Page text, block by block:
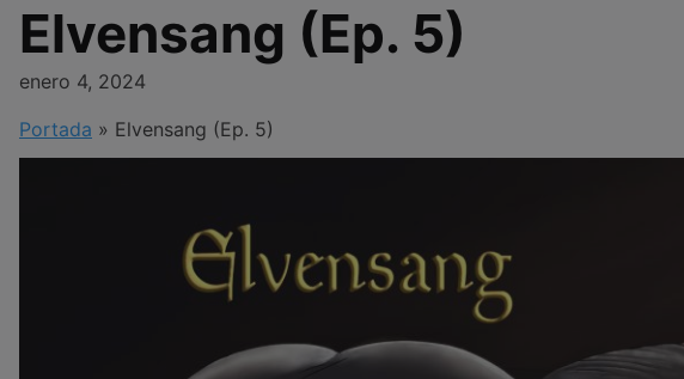
Elvensang (Ep. 5)
enero 4, 2024
Portada » Elvensang (Ep. 5)